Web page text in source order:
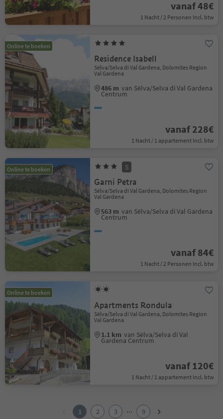
vanaf 48€
1 Nacht / 2 Personen Incl. btw
Online te boeken
Residence Isabell
Sëlva/Selva di Val Gardena, Dolomites Region
Val Gardena
486 m van Sëlva/Selva di Val Gardena
Centrum
vanaf 228€
1 Nacht / 1 appartement Incl. btw
Online te boeken S
Garni Petra
Sëlva/Selva di Val Gardena, Dolomites Region
Val Gardena
563 m van Sëlva/Selva di Val Gardena
Centrum
vanaf 84€
1 Nacht / 2 Personen Incl. btw
Online te boeken
Apartments Rondula
Sëlva/Selva di Val Gardena, Dolomites Region
Val Gardena
1.1 km van Sëlva/Selva di Val
Gardena Centrum
vanaf 120€
1 Nacht / 1 appartement Incl. btw
1 2 3 ...
9